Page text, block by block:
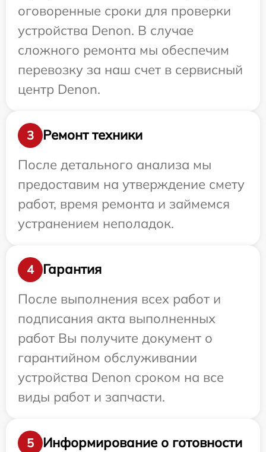
оговоренные сроки для проверки
устройства Denon. В случае
сложного ремонта мы обеспечим
перевозку за наш счет в сервисный
центр Denon.
3
Ремонт техники
После детального анализа мы
предоставим на утверждение смету
работ, время ремонта и займемся
устранением неполадок.
4
Гарантия
После выполнения всех работ и
подписания акта выполненных
работ Вы получите документ о
гарантийном обслуживании
устройства Denon сроком на все
виды работ и запчасти.
5
Информирование о готовности